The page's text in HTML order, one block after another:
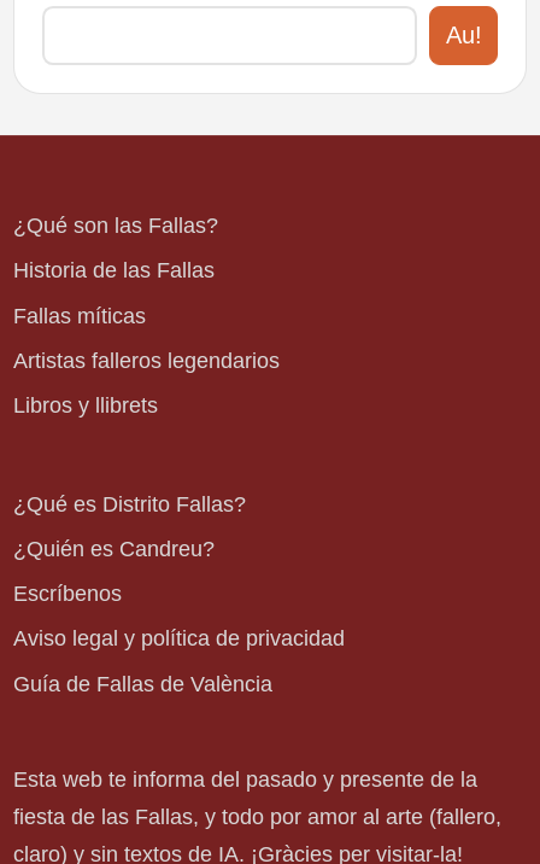
Au!
¿Qué son las Fallas?
Historia de las Fallas
Fallas míticas
Artistas falleros legendarios
Libros y llibrets
¿Qué es Distrito Fallas?
¿Quién es Candreu?
Escríbenos
Aviso legal y política de privacidad
Guía de Fallas de València
Esta web te informa del pasado y presente de la
fiesta de las Fallas, y todo por amor al arte (fallero,
claro) y sin textos de IA. ¡Gràcies per visitar-la!